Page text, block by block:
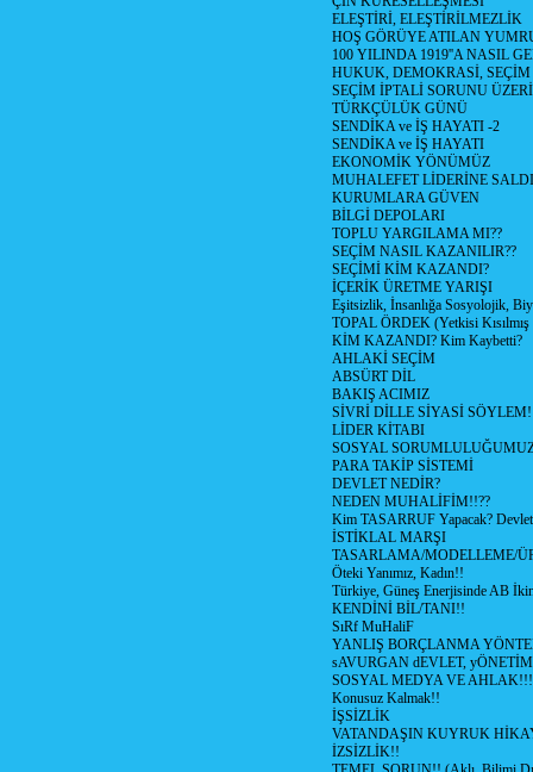
ELEŞTİRİ, ELEŞTİRİLMEZLİK
HOŞ GÖRÜYE ATILAN
100 YILINDA 1919''A NASIL
HUKUK, DEMOKRASİ, SEÇİM
SEÇİM İPTALİ SORUNU
TÜRKÇÜLÜK GÜNÜ
SENDİKA ve İŞ HAYATI -2
SENDİKA ve İŞ HAYATI
EKONOMİK YÖNÜMÜZ
MUHALEFET LİDERİNE
KURUMLARA GÜVEN
BİLGİ DEPOLARI
TOPLU YARGILAMA MI??
SEÇİM NASIL KAZANILIR??
SEÇİMİ KİM KAZANDI?
İÇERİK ÜRETME YARIŞI
Eşitsizlik, İnsanlığa Sosyolojik,
TOPAL ÖRDEK (Yetkisi
KİM KAZANDI? Kim Kaybetti?
AHLAKİ SEÇİM
ABSÜRT DİL
BAKIŞ ACIMIZ
SİVRİ DİLLE SİYASİ
LİDER KİTABI
SOSYAL
PARA TAKİP SİSTEMİ
DEVLET NEDİR?
NEDEN MUHALİFİM!!??
Kim TASARRUF Yapacak? Devlet
İSTİKLAL MARŞI
TASARLAMA/MODELLEME/
Öteki Yanımız, Kadın!!
Türkiye, Güneş Enerjisinde AB
KENDİNİ BİL/TANI!!
SıRf MuHaliF
YANLIŞ BORÇLANMA
sAVURGAN dEVLET,
SOSYAL MEDYA VE AHLAK!!!
Konusuz Kalmak!!
İŞSİZLİK
VATANDAŞIN KUYRUK
İZSİZLİK!!